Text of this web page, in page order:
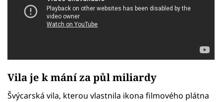
Vila je k mání za půl miliardy
Švýcarská vila, kterou vlastnila ikona filmového plátna